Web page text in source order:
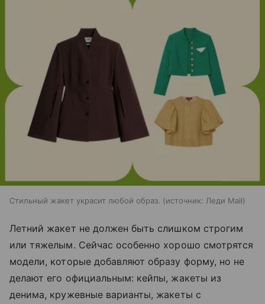
Стильный жакет украсит любой образ. источник: Леди Mail
Летний жакет не должен быть слишком строгим
или тяжелым. Сейчас особенно хорошо смотрятся
модели, которые добавляют образу форму, но не
делают его официальным: кейпы, жакеты из
денима, кружевные варианты, жакеты с